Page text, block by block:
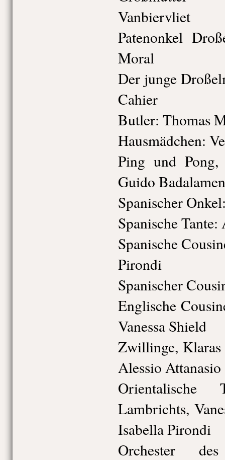
Vanbiervliet
Patenonkel
Moral
Der junge
Cahier
Butler: Thomas
Hausmädchen:
Ping und
Guido
Spanischer
Spanische
Spanische
Pirondi
Spanischer
Englische
Vanessa Shield
Zwillinge, Klaras
Alessio Attanasio
Orientalische
Lambrichts,
Isabella Pirondi
Orchester